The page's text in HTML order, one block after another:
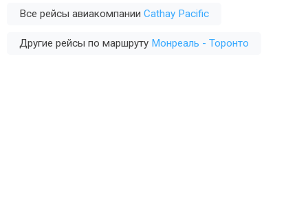
Все рейсы авиакомпании Cathay Pacific
Другие рейсы по маршруту Монреаль - Торонто